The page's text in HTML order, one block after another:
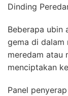
Dinding
Beberapa ubin
gema di dalam
meredam atau
menciptakan
Panel